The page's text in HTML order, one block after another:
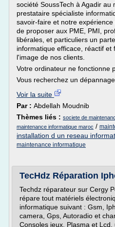
société SoussTech à Agadir au
prestataire spécialiste
savoir-faire et notre
de proposer aux PME, PMI,
libérales, et particuliers un
informatique efficace, réactif et
l'image de nos clients.
Votre ordinateur ne fonctionne
Vous recherchez un dépannage
Voir la suite
Par : Abdellah Moudnib
Thèmes liés : societe de
maintenance informatique maroc /
installation d un reseau
maintenance informatique
TecHdz Réparation
Techdz réparateur sur Cergy
répare tout matériels
informatique suivant : Gsm,
camera, Gps, Autoradio et
Consoles jeux, Plasma et Lcd,